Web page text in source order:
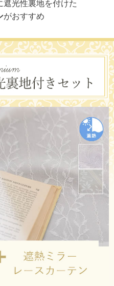
遮光性裏地を付けた
がおすすめ